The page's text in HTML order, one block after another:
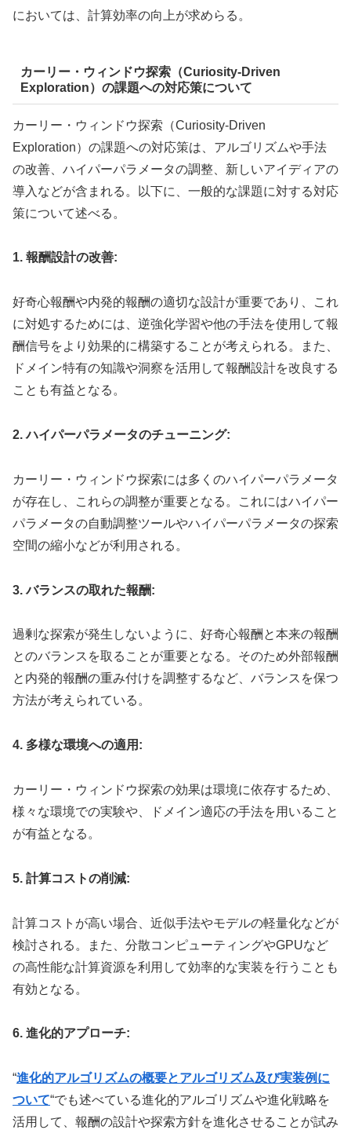
においては、計算効率の向上が求めらる。
カーリー・ウィンドウ探索（Curiosity-Driven
Exploration）の課題への対応策について
カーリー・ウィンドウ探索（Curiosity-Driven
Exploration）の課題への対応策は、アルゴリズムや手法
の改善、ハイパーパラメータの調整、新しいアイディアの
導入などが含まれる。以下に、一般的な課題に対する対応
策について述べる。
1. 報酬設計の改善:
好奇心報酬や内発的報酬の適切な設計が重要であり、これ
に対処するためには、逆強化学習や他の手法を使用して報
酬信号をより効果的に構築することが考えられる。また、
ドメイン特有の知識や洞察を活用して報酬設計を改良する
ことも有益となる。
2. ハイパーパラメータのチューニング:
カーリー・ウィンドウ探索には多くのハイパーパラメータ
が存在し、これらの調整が重要となる。これにはハイパー
パラメータの自動調整ツールやハイパーパラメータの探索
空間の縮小などが利用される。
3. バランスの取れた報酬:
過剰な探索が発生しないように、好奇心報酬と本来の報酬
とのバランスを取ることが重要となる。そのため外部報酬
と内発的報酬の重み付けを調整するなど、バランスを保つ
方法が考えられている。
4. 多様な環境への適用:
カーリー・ウィンドウ探索の効果は環境に依存するため、
様々な環境での実験や、ドメイン適応の手法を用いること
が有益となる。
5. 計算コストの削減:
計算コストが高い場合、近似手法やモデルの軽量化などが
検討される。また、分散コンピューティングやGPUなど
の高性能な計算資源を利用して効率的な実装を行うことも
有効となる。
6. 進化的アプローチ:
“進化的アルゴリズムの概要とアルゴリズム及び実装例に
ついて“でも述べている進化的アルゴリズムや進化戦略を
活用して、報酬の設計や探索方針を進化させることが試み